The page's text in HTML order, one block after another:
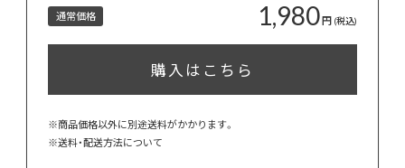
通常価格 1,980円 (税込)
購入はこちら
※商品価格以外に別途送料がかかります。
※送料・配送方法について